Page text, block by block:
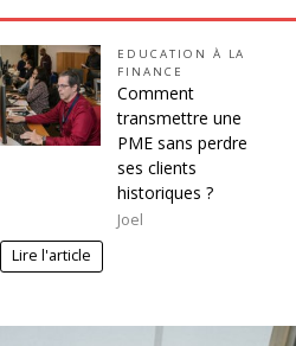
EDUCATION À LA
FINANCE
Comment
transmettre une
PME sans perdre
ses clients
historiques ?
Joel
Lire l'article